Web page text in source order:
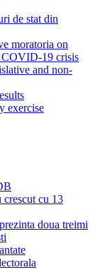
de stat din
moratoria on
COVID-19 crisis
and non-
exercise
crescut cu 13
doua treimi